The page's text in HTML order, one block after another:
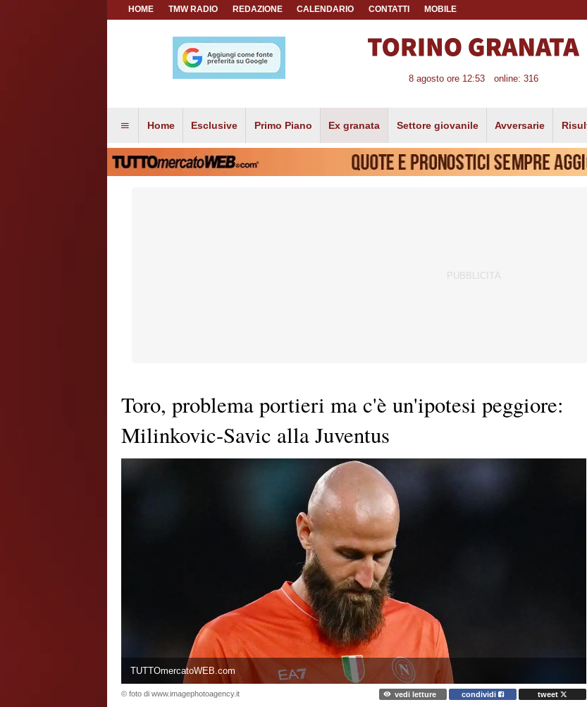
HOME TMW RADIO REDAZIONE CALENDARIO CONTATTI MOBILE
8 agosto ore 12:53 online: 316
Home Esclusive Primo Piano Ex granata Settore giovanile Avversarie
Toro, problema portieri ma c'è un'ipotesi peggiore:
Milinkovic-Savic alla Juventus
TUTTOmercatoWEB.com
© foto di www.imagephotoagency.it vedi letture condividi tweet